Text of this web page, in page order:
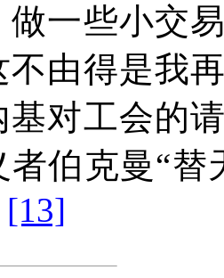
做一些小交
不由得是我
基对工会的
伯克曼“替
[13]